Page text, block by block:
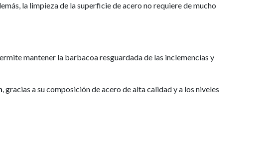
la limpieza de la superficie de acero no requiere de mucho
mantener la barbacoa resguardada de las inclemencias y
, gracias a su composición de acero de alta calidad y a los niveles